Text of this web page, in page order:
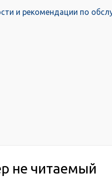
и рекомендации по
не читаемый